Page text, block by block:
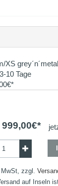
XS grey´n´metal
10 Tage
999,00€*
zzgl.
auf Inseln